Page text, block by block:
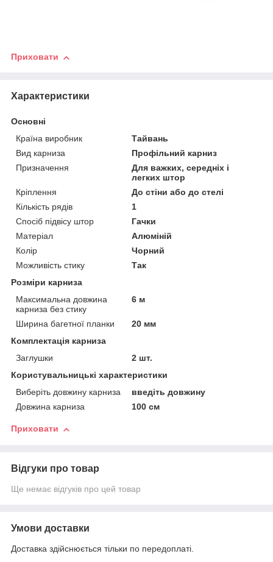
Приховати
Характеристики
Основні
Країна виробник
Тайвань
Вид карниза
Профільний карниз
Призначення
Для важких, середніх і
легких штор
Кріплення
До стіни або до стелі
Кількість рядів
1
Спосіб підвісу штор
Гачки
Матеріал
Алюміній
Колір
Чорний
Можливість стику
Так
Розміри карниза
Максимальна довжина
карниза без стику
6 м
Ширина багетної планки
20 мм
Комплектація карниза
Заглушки
2 шт.
Користувальницькі характеристики
Виберіть довжину карниза
введіть довжину
Довжина карниза
100 см
Приховати
Відгуки про товар
Ще немає відгуків про цей товар
Умови доставки
Доставка здійснюється тільки по передоплаті.